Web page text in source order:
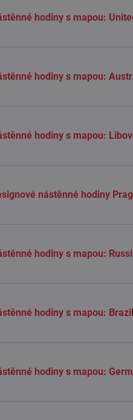
hodiny s mapou:
hodiny s mapou:
hodiny s mapou:
nástěnné hodiny
hodiny s mapou:
hodiny s mapou:
hodiny s mapou: